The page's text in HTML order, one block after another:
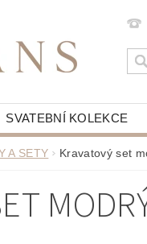
SVATEBNÍ KOLEKCE
A SETY Kravatový set